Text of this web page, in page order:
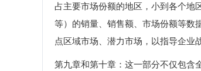
占主要市场份额的地区，小到各个地
等）的销量、销售额、市场份额等数
点区域市场、潜力市场，以指导企业
第九章和第十章：这一部分不仅包含